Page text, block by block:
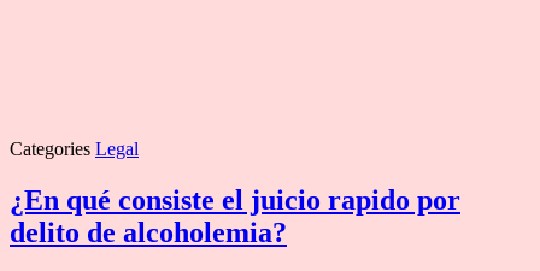
Categories Legal
¿En qué consiste el juicio rapido por
delito de alcoholemia?